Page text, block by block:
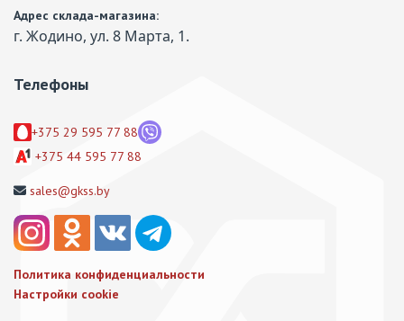
Адрес склада-магазина:
г. Жодино, ул. 8 Марта, 1.
Телефоны
+375 29 595 77 88
+375 44 595 77 88
sales@gkss.by
Политика конфиденциальности
Настройки cookie